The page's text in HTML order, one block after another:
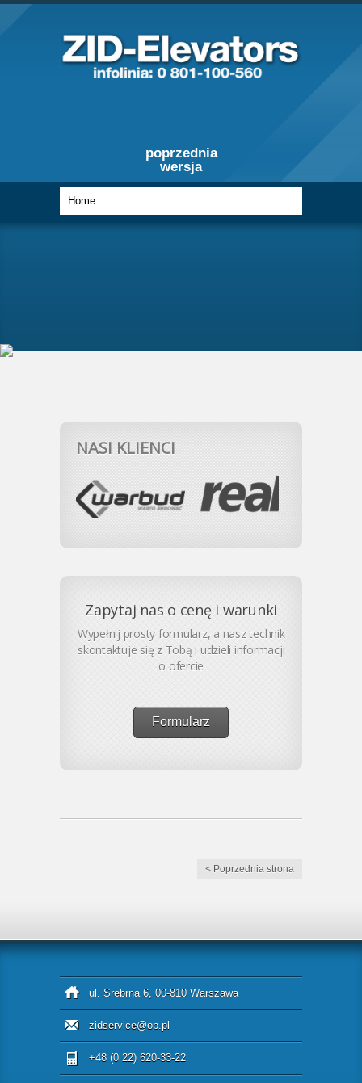
poprzednia
wersja
NASI KLIENCI
Zapytaj nas o cenę i warunki
Wypełnij prosty formularz, a nasz technik
skontaktuje się z Tobą i udzieli informacji
o ofercie
Formularz
< Poprzednia strona
ul. Srebrna 6, 00-810 Warszawa
zidservice@op.pl
+48 (0 22) 620-33-22